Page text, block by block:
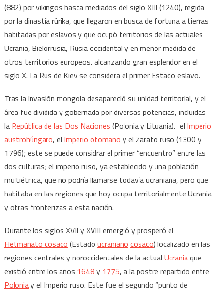
(882) por vikingos hasta mediados del siglo XIII (1240), regida
por la dinastía rúrika, que llegaron en busca de fortuna a tierras
habitadas por eslavos y que ocupó territorios de las actuales
Ucrania, Bielorrusia, Rusia occidental y en menor medida de
otros territorios europeos, alcanzando gran esplendor en el
siglo X. La Rus de Kiev se considera el primer Estado eslavo.
Tras la invasión mongola desapareció su unidad territorial, y el
área fue dividida y gobernada por diversas potencias, incluidas
la República de las Dos Naciones (Polonia y Lituania), el Imperio
austrohúngaro, el Imperio otomano y el Zarato ruso (1300 y
1796); este se puede considrar el primer “encuentro” entre las
dos culturas; el imperio ruso, ya establecido y una población
multiétnica, que no podría llamarse todavía ucraniana, pero que
habitaba en las regiones que hoy ocupa territorialmente Ucrania
y otras fronterizas a esta nación.
Durante los siglos XVII y XVIII emergió y prosperó el
Hetmanato cosaco (Estado ucraniano cosaco) localizado​ en las
regiones centrales y noroccidentales de la actual Ucraniaque
existió entre los años 1648y 1775, a la postre repartido entre
Poloniay el Imperio ruso. Este fue el segundo “punto de